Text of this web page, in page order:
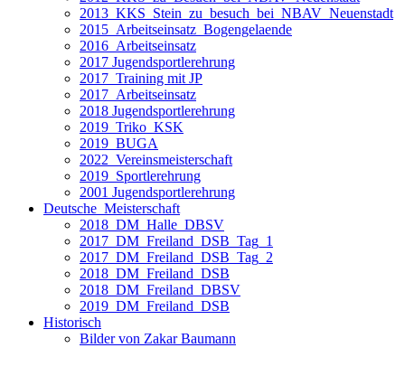
2013_KKS_Stein_zu_besuch_bei_NBAV_Neuenstadt
2015_Arbeitseinsatz_Bogengelaende
2016_Arbeitseinsatz
2017 Jugendsportlerehrung
2017_Training mit JP
2017_Arbeitseinsatz
2018 Jugendsportlerehrung
2019_Triko_KSK
2019_BUGA
2022_Vereinsmeisterschaft
2019_Sportlerehrung
2001 Jugendsportlerehrung
Deutsche_Meisterschaft
2018_DM_Halle_DBSV
2017_DM_Freiland_DSB_Tag_1
2017_DM_Freiland_DSB_Tag_2
2018_DM_Freiland_DSB
2018_DM_Freiland_DBSV
2019_DM_Freiland_DSB
Historisch
Bilder von Zakar Baumann